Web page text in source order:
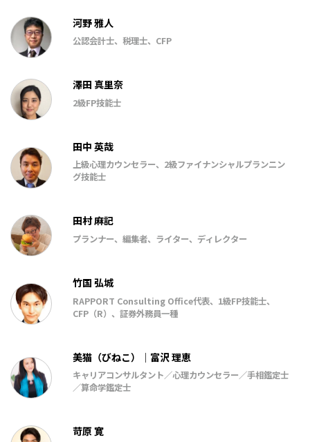
河野 雅人
公認会計士、税理士、CFP
澤田 真里奈
2級FP技能士
田中 英哉
上級心理カウンセラー、2級ファイナンシャルプランニン
グ技能士
田村 麻記
プランナー、編集者、ライター、ディレクター
竹国 弘城
RAPPORT Consulting Office代表、1級FP技能士、
CFP（R）、証券外務員一種
美猫（びねこ）｜富沢 理恵
キャリアコンサルタント／心理カウンセラー／手相鑑定士
／算命学鑑定士
苛原 寛